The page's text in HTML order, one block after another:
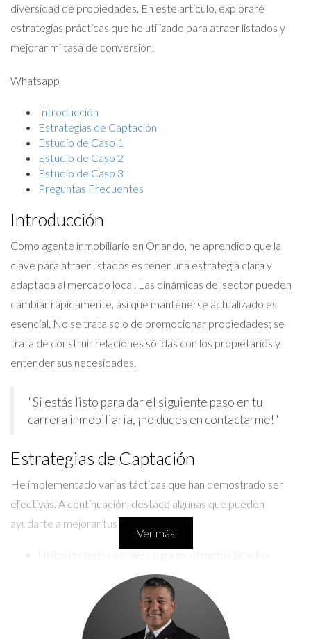
diversidad de propiedades. En este artículo, exploraré
estrategias prácticas que he utilizado para atraer listados y
mejorar mi tasa de conversión.
Whatsapp
Introducción
Estrategias de Captación
Estudio de Caso 1
Estudio de Caso 2
Estudio de Caso 3
Preguntas Frecuentes
Introducción
Como agente inmobiliario en Orlando, he aprendido que la
clave para atraer listados es tener una estrategia clara y
adaptada al mercado local. Las dinámicas del sector pueden
cambiar rápidamente, así que mantenerse actualizado es
esencial. No se trata solo de promocionar propiedades; se
trata de construir relaciones sólidas con los propietarios y
entender sus necesidades.
"Si estás listo para dar el siguiente paso en tu
carrera inmobiliaria, ¡no dudes en contactarme!"
Estrategias de Captación
He implementado varias tácticas que han demostrado ser
efectivas. A continuación, destaco algunas que pueden
ayudarte a mejorar tus resultados:
posibles clientes.
Ofrece valor a través de contenido educativo sobre el
mercado inmobiliario.
Ver más